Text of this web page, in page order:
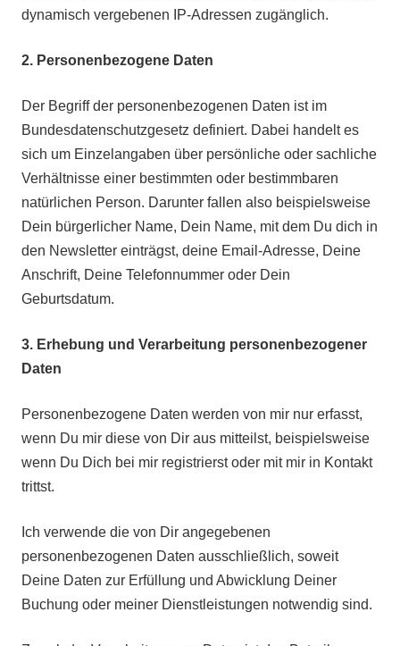
dynamisch vergebenen IP-Adressen zugänglich.
2. Personenbezogene Daten
Der Begriff der personenbezogenen Daten ist im
Bundesdatenschutzgesetz definiert. Dabei handelt es
sich um Einzelangaben über persönliche oder sachliche
Verhältnisse einer bestimmten oder bestimmbaren
natürlichen Person. Darunter fallen also beispielsweise
Dein bürgerlicher Name, Dein Name, mit dem Du dich in
den Newsletter einträgst, deine Email-Adresse, Deine
Anschrift, Deine Telefonnummer oder Dein
Geburtsdatum.
3. Erhebung und Verarbeitung personenbezogener
Daten
Personenbezogene Daten werden von mir nur erfasst,
wenn Du mir diese von Dir aus mitteilst, beispielsweise
wenn Du Dich bei mir registrierst oder mit mir in Kontakt
trittst.
Ich verwende die von Dir angegebenen
personenbezogenen Daten ausschließlich, soweit
Deine Daten zur Erfüllung und Abwicklung Deiner
Buchung oder meiner Dienstleistungen notwendig sind.